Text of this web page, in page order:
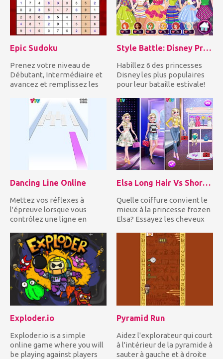
Epic Sudoku
Prenez votre niveau de
Débutant, Intermédiaire et
avancez et remplissez les
Style Battle: Disney Princesses
Habillez 6 des princesses
Disney les plus populaires
pour leur bataille estivale!
Dancing Line Online
Mettez vos réflexes à
l'épreuve lorsque vous
contrôlez une ligne en
constam...
Elsa Long Hair Vs Short Hair Fashion
Quelle coiffure convient le
mieux à la princesse frozen
Elsa? Essayez les cheveux
Exploder.io
Exploder.io is a simple
online game where you will
be playing against players
Pyramid Run
Aidez l'explorateur qui court
à l'intérieur de la pyramide à
sauter à gauche et à droite